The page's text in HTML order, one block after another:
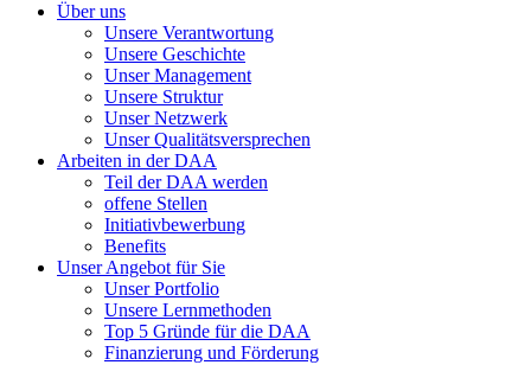
Über uns
Unsere Verantwortung
Unsere Geschichte
Unser Management
Unsere Struktur
Unser Netzwerk
Unser Qualitätsversprechen
Arbeiten in der DAA
Teil der DAA werden
offene Stellen
Initiativbewerbung
Benefits
Unser Angebot für Sie
Unser Portfolio
Unsere Lernmethoden
Top 5 Gründe für die DAA
Finanzierung und Förderung